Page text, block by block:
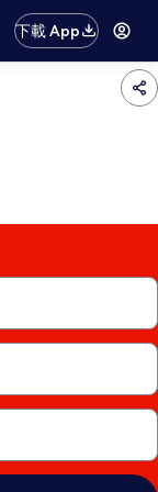
下載 App